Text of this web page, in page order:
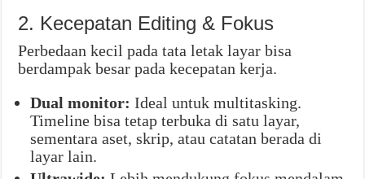
2. Kecepatan Editing & Fokus
Perbedaan kecil pada tata letak layar bisa
berdampak besar pada kecepatan kerja.
Dual monitor: Ideal untuk multitasking.
Timeline bisa tetap terbuka di satu layar,
sementara aset, skrip, atau catatan berada di
layar lain.